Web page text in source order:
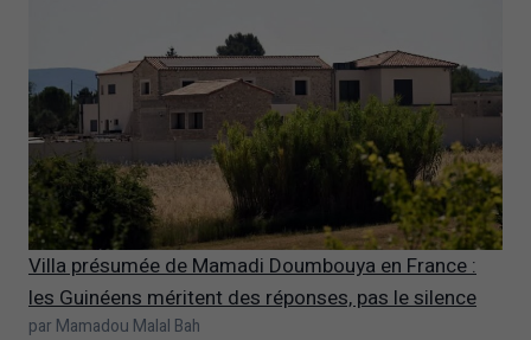
Villa présumée de Mamadi Doumbouya en France :
les Guinéens méritent des réponses, pas le silence
par Mamadou Malal Bah